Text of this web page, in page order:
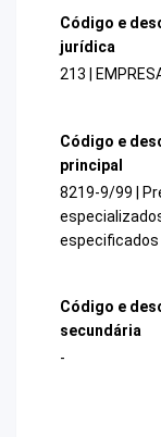
Código e
jurídica
213 |
Código e
principal
8219-9/99 |
Código e
secundária
-